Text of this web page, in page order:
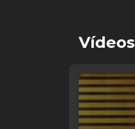
Vídeos